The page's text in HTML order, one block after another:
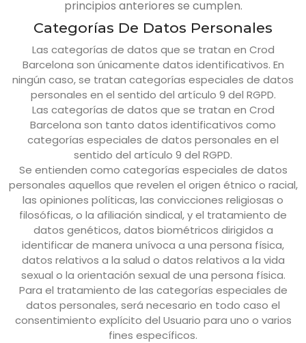
principios anteriores se cumplen.
Categorías De Datos Personales
Las categorías de datos que se tratan en Crod
Barcelona son únicamente datos identificativos. En
ningún caso, se tratan categorías especiales de datos
personales en el sentido del artículo 9 del RGPD.
Las categorías de datos que se tratan en Crod
Barcelona son tanto datos identificativos como
categorías especiales de datos personales en el
sentido del artículo 9 del RGPD.
Se entienden como categorías especiales de datos
personales aquellos que revelen el origen étnico o racial,
las opiniones políticas, las convicciones religiosas o
filosóficas, o la afiliación sindical, y el tratamiento de
datos genéticos, datos biométricos dirigidos a
identificar de manera unívoca a una persona física,
datos relativos a la salud o datos relativos a la vida
sexual o la orientación sexual de una persona física.
Para el tratamiento de las categorías especiales de
datos personales, será necesario en todo caso el
consentimiento explícito del Usuario para uno o varios
fines específicos.